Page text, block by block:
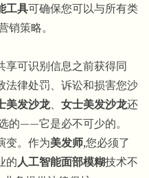
工具可确保您可以与所有类
策略。
享可识别信息之前获得同
法律处罚、诉讼和损害您沙
美发沙龙、 女士美发沙龙还
的——它是必不可少的。
变。作为美发师,您必须了
的人工智能面部模糊技术不